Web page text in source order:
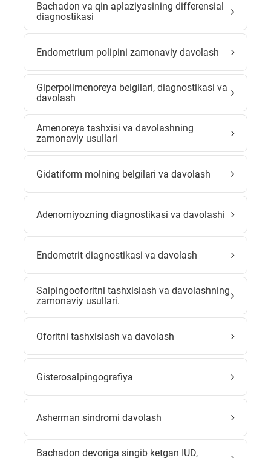
Bachadon va qin aplaziyasining differensial
diagnostikasi
Endometrium polipini zamonaviy davolash
Giperpolimenoreya belgilari, diagnostikasi va
davolash
Amenoreya tashxisi va davolashning
zamonaviy usullari
Gidatiform molning belgilari va davolash
Adenomiyozning diagnostikasi va davolashi
Endometrit diagnostikasi va davolash
Salpingooforitni tashxislash va davolashning
zamonaviy usullari.
Oforitni tashxislash va davolash
Gisterosalpingografiya
Asherman sindromi davolash
Bachadon devoriga singib ketgan IUD,